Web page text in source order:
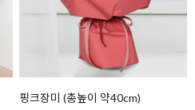
핑크장미 (총높이 약40cm)